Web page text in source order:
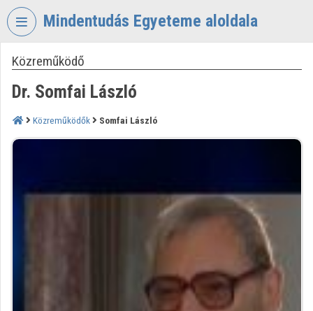
Fejléc kihagyása
Mindentudás Egyeteme aloldala
VIDEOTORIUM
MINDENTUDÁS
EGYETEME
Közreműködő
Dr. Somfai László
Közreműködők Somfai László